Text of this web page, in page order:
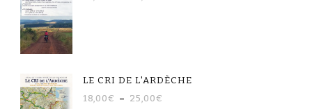
LE CRI DE L'ARDÈCHE
18,00€ – 25,00€